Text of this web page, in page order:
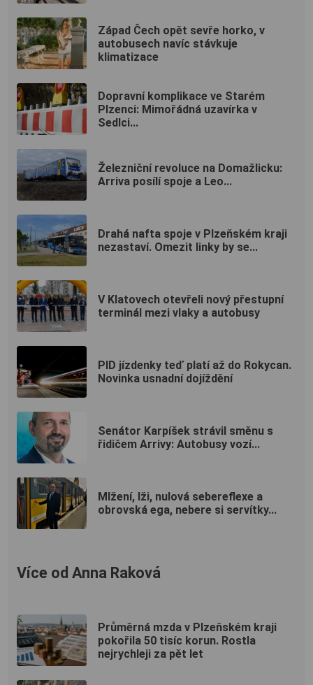
Západ Čech opět sevře horko, v
autobusech navíc stávkuje
klimatizace
Dopravní komplikace ve Starém
Plzenci: Mimořádná uzavírka v
Sedlci...
Železniční revoluce na Domažlicku:
Arriva posílí spoje a Leo...
Drahá nafta spoje v Plzeňském kraji
nezastaví. Omezit linky by se...
V Klatovech otevřeli nový přestupní
terminál mezi vlaky a autobusy
PID jízdenky teď platí až do Rokycan.
Novinka usnadní dojíždění
Senátor Karpíšek strávil směnu s
řidičem Arrivy: Autobusy vozí...
Mlžení, lži, nulová sebereflexe a
obrovská ega, nebere si servítky...
Více od Anna Raková
Průměrná mzda v Plzeňském kraji
pokořila 50 tisíc korun. Rostla
nejrychleji za pět let